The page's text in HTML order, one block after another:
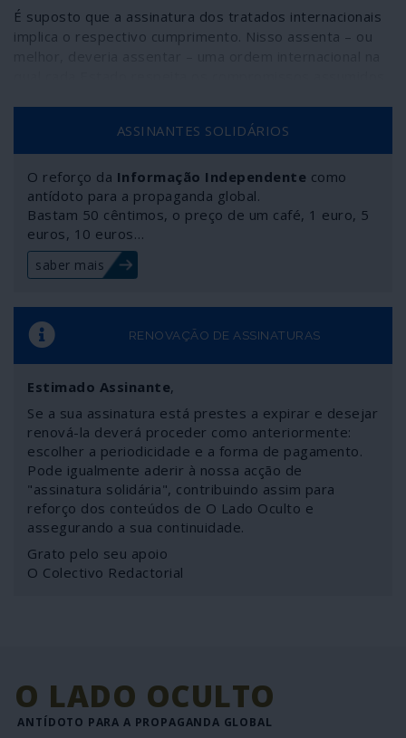
É suposto que a assinatura dos tratados internacionais
implica o respectivo cumprimento. Nisso assenta – ou
exemplo, assinou o Tratado de Não-Proliferação de
armas Nucleares e possui armas nucleares no seu
território, o que viola o compromisso assumido. Na
verdade, trata-se de uma certa forma displicente de
olhar a legalidade internacional muito corrente entre
Estados membros de instituições como a NATO e a
União Europeia. Sendo o caso de Itália, como muito bem
sabemos, não a excepção mas sim a regra.
ASSINANTES SOLIDÁRIOS
O reforço da Informação Independente como
antídoto para a propaganda global.
Bastam 50 cêntimos, o preço de um café, 1 euro, 5
euros, 10 euros…
saber mais
RENOVAÇÃO DE ASSINATURAS
Estimado Assinante,
Se a sua assinatura está prestes a expirar e desejar
renová-la deverá proceder como anteriormente:
escolher a periodicidade e a forma de pagamento.
Pode igualmente aderir à nossa acção de
"assinatura solidária", contribuindo assim para
reforço dos conteúdos de O Lado Oculto e
assegurando a sua continuidade.
Grato pelo seu apoio
O Colectivo Redactorial
O LADO OCULTO
ANTÍDOTO PARA A PROPAGANDA GLOBAL